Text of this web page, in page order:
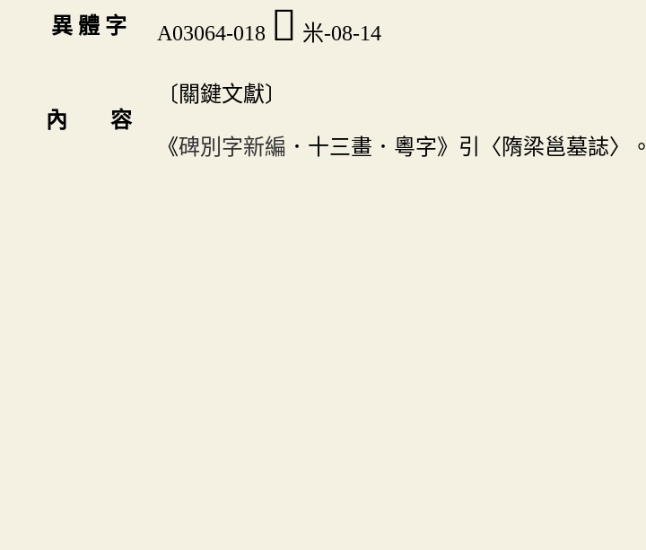
異 體 字 A03064-018 󴖤 米-08-14
內 容
〔關鍵文獻〕
《碑別字新編 ．十三畫．粵字》引〈隋梁邕墓誌〉。